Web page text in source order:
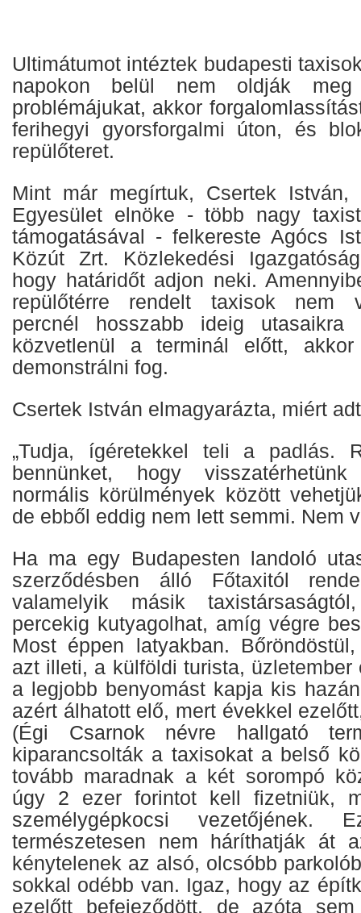
Ultimátumot intéztek budapesti
napokon belül nem oldják meg
problémájukat, akkor
ferihegyi gyorsforgalmi úton, és
repülőteret.
Mint már megírtuk, Csertek István,
Egyesület elnöke - több nagy
támogatásával - felkereste Agócs
Közút Zrt. Közlekedési
hogy határidőt adjon neki.
repülőtérre rendelt taxisok nem
percnél hosszabb ideig
közvetlenül a terminál előtt,
demonstrálni fog.
Csertek István elmagyarázta, miért
„Tudja, ígéretekkel teli a padlás.
bennünket, hogy
normális körülmények között
de ebből eddig nem lett semmi. Nem
Ha ma egy Budapesten landoló
szerződésben álló Főtaxitól
valamelyik másik
percekig kutyagolhat, amíg végre
Most éppen latyakban.
azt illeti, a külföldi turista, üzletember
a legjobb benyomást kapja kis
azért álhatott elő, mert évekkel
(Égi Csarnok névre hallgató
kiparancsolták a taxisokat a belső
tovább maradnak a két sorompó
úgy 2 ezer forintot kell fizetniük,
személygépkocsi vezetőjének.
természetesen nem háríthatják át
kénytelenek az alsó, olcsóbb
sokkal odébb van. Igaz, hogy az
ezelőtt befejeződött, de azóta